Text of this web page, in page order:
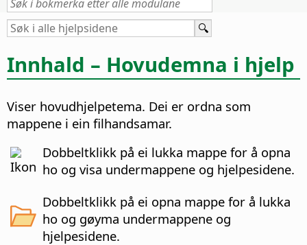
Innhald – Hovudemna i hjelp
Viser hovudhjelpetema. Dei er ordna som
mappene i ein filhandsamar.
Dobbeltklikk på ei lukka mappe for å opna
ho og visa undermappene og hjelpesidene.
Dobbeltklikk på ei opna mappe for å lukka
ho og gøyma undermappene og
hjelpesidene.